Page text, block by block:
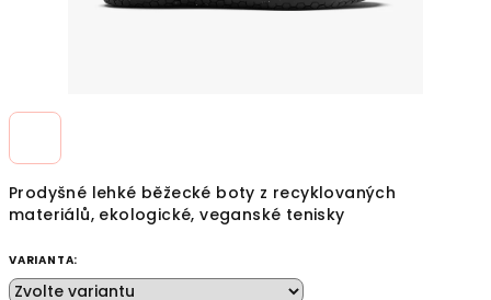
Prodyšné lehké běžecké boty z recyklovaných
materiálů, ekologické, veganské tenisky
VARIANTA: